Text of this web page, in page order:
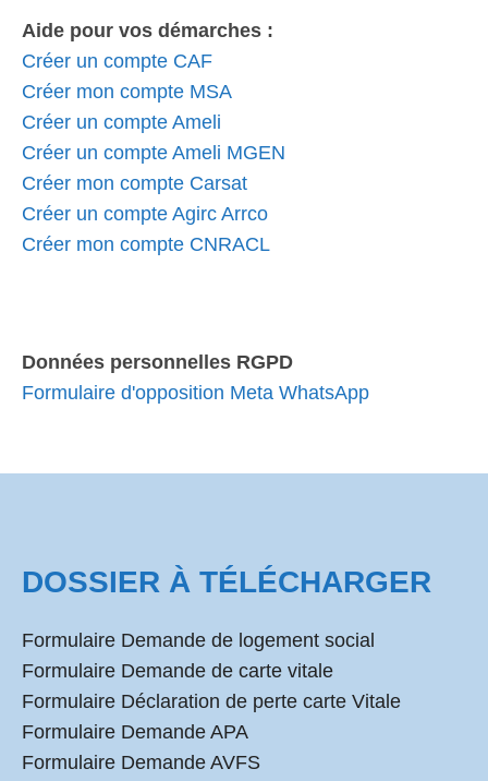
Aide pour vos démarches :
Créer un compte CAF
Créer mon compte MSA
Créer un compte Ameli
Créer un compte Ameli MGEN
Créer mon compte Carsat
Créer un compte Agirc Arrco
Créer mon compte CNRACL
Données personnelles RGPD
Formulaire d'opposition Meta WhatsApp
DOSSIER À TÉLÉCHARGER
Formulaire Demande de logement social
Formulaire Demande de carte vitale
Formulaire Déclaration de perte carte Vitale
Formulaire Demande APA
Formulaire Demande AVFS